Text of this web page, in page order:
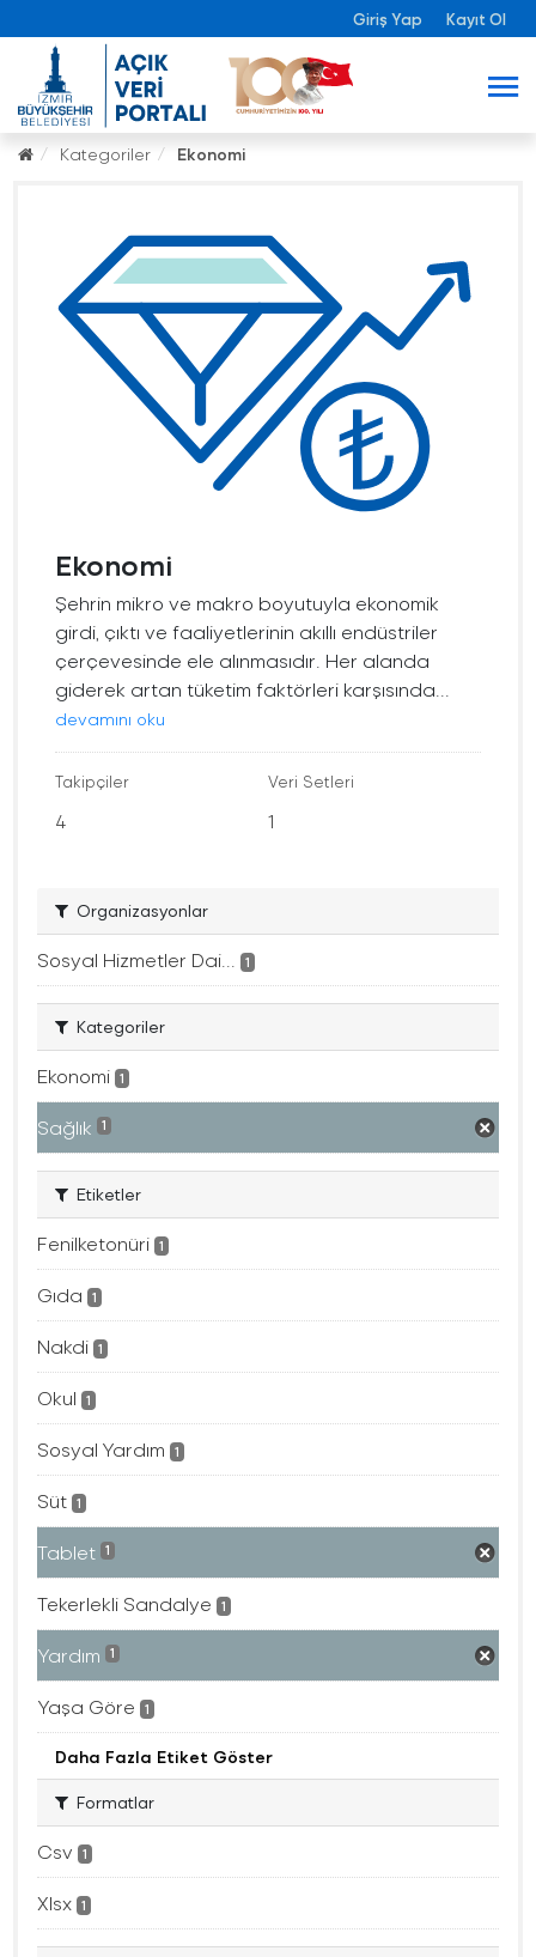
Giriş Yap Kayıt Ol
Kategoriler Ekonomi
Ekonomi
Şehrin mikro ve makro boyutuyla ekonomik
girdi, çıktı ve faaliyetlerinin akıllı endüstriler
çerçevesinde ele alınmasıdır. Her alanda
giderek artan tüketim faktörleri karşısında...
devamını oku
Takipçiler
4
Veri Setleri
1
Organizasyonlar
Sosyal Hizmetler Dai... 1
Kategoriler
Ekonomi 1
Sağlık 1
Etiketler
Fenilketonüri 1
Gıda 1
Nakdi 1
Okul 1
Sosyal Yardım 1
Süt 1
Tablet 1
Tekerlekli Sandalye 1
Yardım 1
Yaşa Göre 1
Daha Fazla Etiket Göster
Formatlar
Csv 1
Xlsx 1